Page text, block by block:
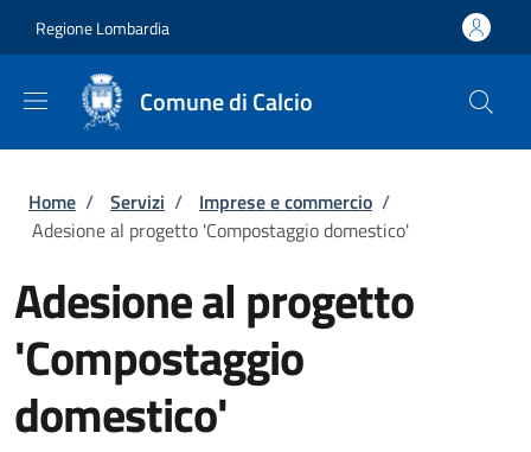
Regione Lombardia
Comune di Calcio
Briciole di pane
Home / Servizi / Imprese e commercio /
Adesione al progetto 'Compostaggio domestico'
Adesione al progetto
'Compostaggio
domestico'